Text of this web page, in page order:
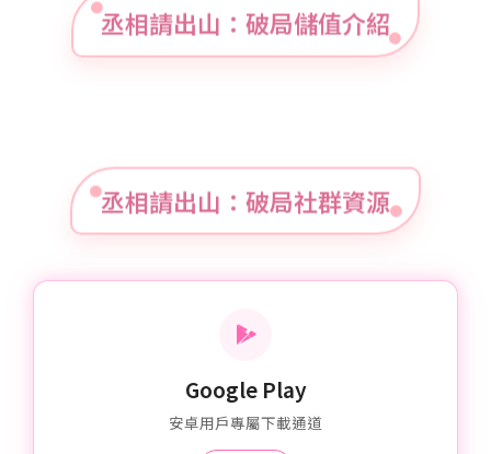
丞相請出山：破局儲值介紹
丞相請出山：破局社群資源
Google Play
安卓用戶專屬下載通道